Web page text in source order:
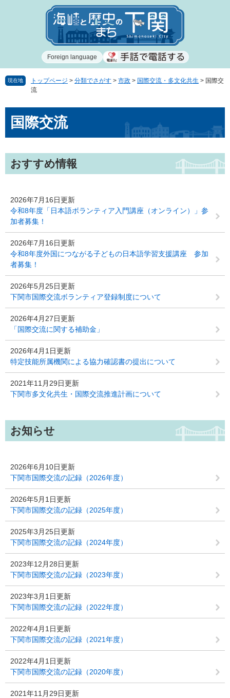
で
ば
Foreign language
現在地 トップページ > 分類でさがす > 市政 > 国際交流・多文化共生 > 国際交
流
国際交流
おすすめ情報
2026年7月16日更新
令和8年度「日本語ボランティア入門講座（オンライン）」参
加者募集！
2026年7月16日更新
令和8年度外国につながる子どもの日本語学習支援講座 参加
者募集！
2026年5月25日更新
下関市国際交流ボランティア登録制度について
2026年4月27日更新
「国際交流に関する補助金」
2026年4月1日更新
特定技能所属機関による協力確認書の提出について
2021年11月29日更新
下関市多文化共生・国際交流推進計画について
お知らせ
2026年6月10日更新
下関市国際交流の記録（2026年度）
2026年5月1日更新
下関市国際交流の記録（2025年度）
2025年3月25日更新
下関市国際交流の記録（2024年度）
2023年12月28日更新
下関市国際交流の記録（2023年度）
2023年3月1日更新
下関市国際交流の記録（2022年度）
2022年4月1日更新
下関市国際交流の記録（2021年度）
2022年4月1日更新
下関市国際交流の記録（2020年度）
2021年11月29日更新